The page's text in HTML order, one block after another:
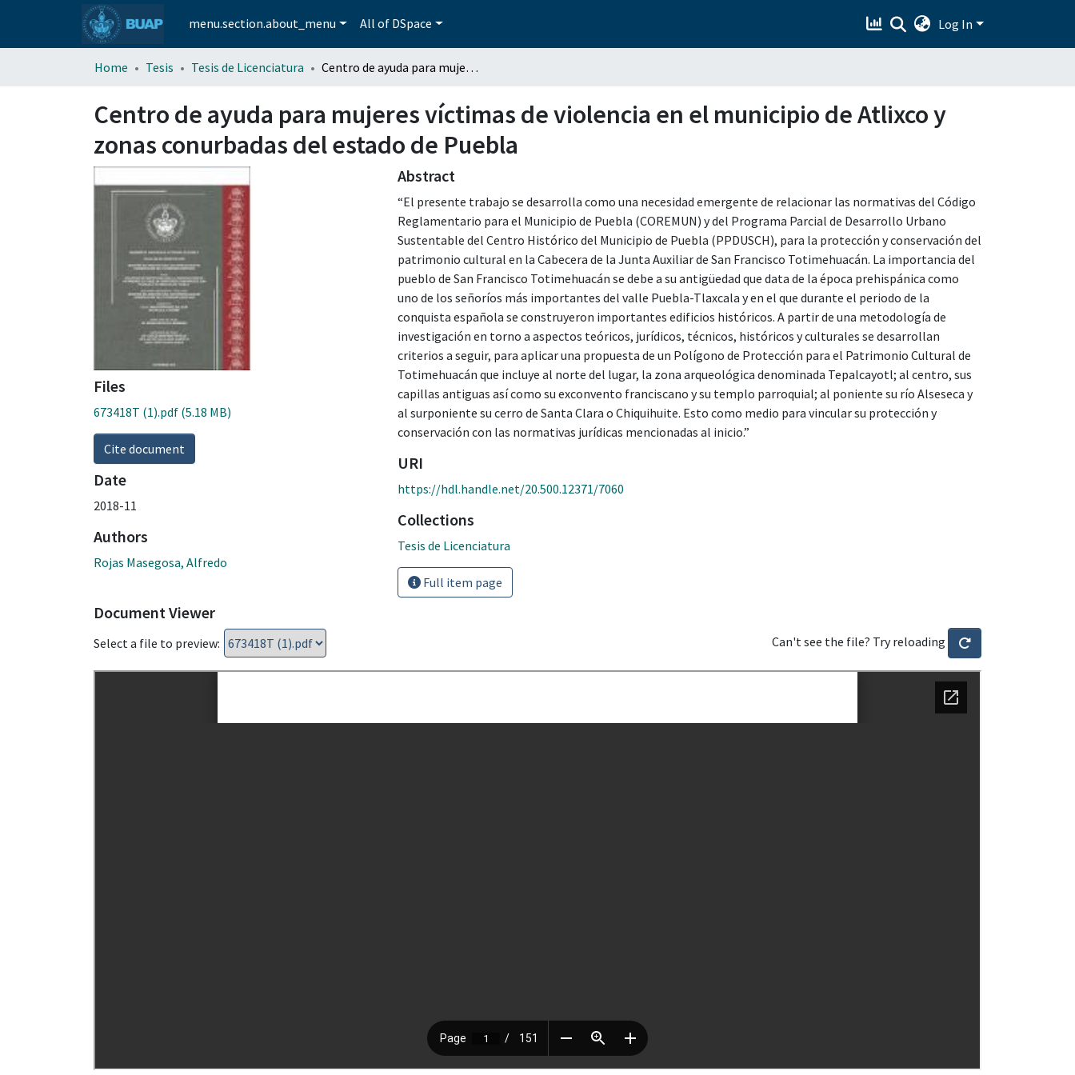
menu.section.about_menu All of DSpace Log In
Home Tesis Tesis de Licenciatura Centro de ayuda para mujeres víctimas de violencia en el municipio de Atlixco y zonas conurbadas del estado de Puebla
Centro de ayuda para mujeres víctimas de violencia en el municipio de Atlixco y
zonas conurbadas del estado de Puebla
Files
673418T (1).pdf (5.18 MB)
Cite document
Date
2018-11
Authors
Rojas Masegosa, Alfredo
Abstract
“El presente trabajo se desarrolla como una necesidad emergente de relacionar las normativas del Código
Reglamentario para el Municipio de Puebla (COREMUN) y del Programa Parcial de Desarrollo Urbano
Sustentable del Centro Histórico del Municipio de Puebla (PPDUSCH), para la protección y conservación del
patrimonio cultural en la Cabecera de la Junta Auxiliar de San Francisco Totimehuacán. La importancia del
pueblo de San Francisco Totimehuacán se debe a su antigüedad que data de la época prehispánica como
uno de los señoríos más importantes del valle Puebla-Tlaxcala y en el que durante el periodo de la
conquista española se construyeron importantes edificios históricos. A partir de una metodología de
investigación en torno a aspectos teóricos, jurídicos, técnicos, históricos y culturales se desarrollan
criterios a seguir, para aplicar una propuesta de un Polígono de Protección para el Patrimonio Cultural de
Totimehuacán que incluye al norte del lugar, la zona arqueológica denominada Tepalcayotl; al centro, sus
capillas antiguas así como su exconvento franciscano y su templo parroquial; al poniente su río Alseseca y
al surponiente su cerro de Santa Clara o Chiquihuite. Esto como medio para vincular su protección y
conservación con las normativas jurídicas mencionadas al inicio.”
URI
https://hdl.handle.net/20.500.12371/7060
Collections
Tesis de Licenciatura
Full item page
Document Viewer
Select a file to preview: Can't see the file? Try reloading